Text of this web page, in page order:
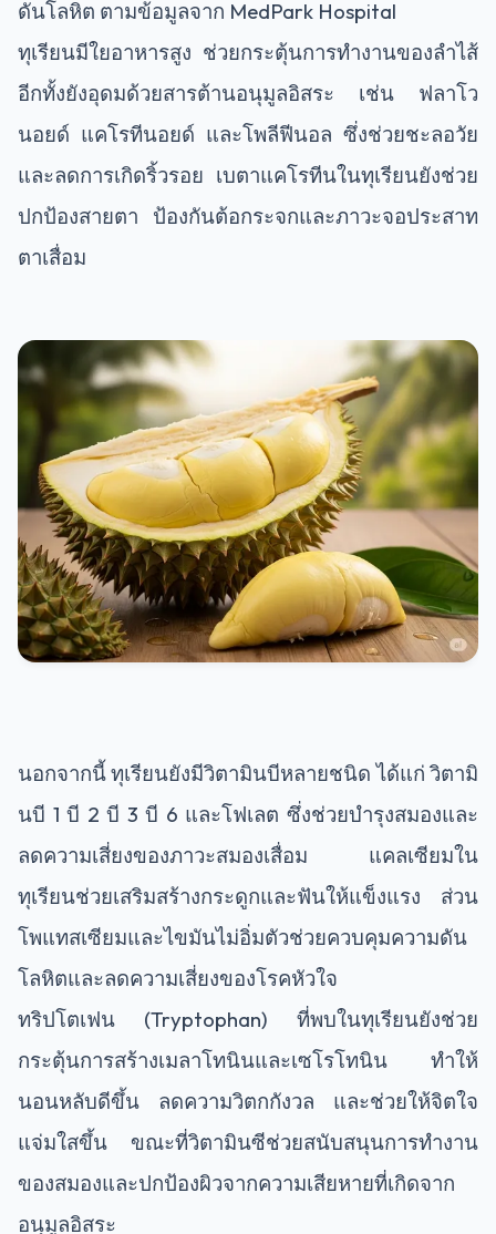
ดันโลหิต ตามข้อมูลจาก MedPark Hospital
ทุเรียนมีใยอาหารสูง ช่วยกระตุ้นการทำงานของลำไส้
อีกทั้งยังอุดมด้วยสารต้านอนุมูลอิสระ เช่น ฟลาโว
นอยด์ แคโรทีนอยด์ และโพลีฟีนอล ซึ่งช่วยชะลอวัย
และลดการเกิดริ้วรอย เบตาแคโรทีนในทุเรียนยังช่วย
ปกป้องสายตา ป้องกันต้อกระจกและภาวะจอประสาท
ตาเสื่อม
นอกจากนี้ ทุเรียนยังมีวิตามินบีหลายชนิด ได้แก่ วิตามิ
นบี 1 บี 2 บี 3 บี 6 และโฟเลต ซึ่งช่วยบำรุงสมองและ
ลดความเสี่ยงของภาวะสมองเสื่อม แคลเซียมใน
ทุเรียนช่วยเสริมสร้างกระดูกและฟันให้แข็งแรง ส่วน
โพแทสเซียมและไขมันไม่อิ่มตัวช่วยควบคุมความดัน
โลหิตและลดความเสี่ยงของโรคหัวใจ
ทริปโตเฟน (Tryptophan) ที่พบในทุเรียนยังช่วย
กระตุ้นการสร้างเมลาโทนินและเซโรโทนิน ทำให้
นอนหลับดีขึ้น ลดความวิตกกังวล และช่วยให้จิตใจ
แจ่มใสขึ้น ขณะที่วิตามินซีช่วยสนับสนุนการทำงาน
ของสมองและปกป้องผิวจากความเสียหายที่เกิดจาก
อนุมูลอิสระ